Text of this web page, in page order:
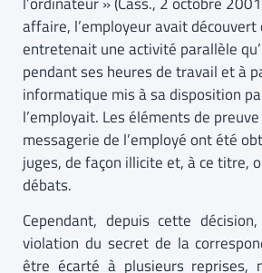
affaire, l’employeur avait découvert
entretenait une activité parallèle
pendant ses heures de travail et à
informatique mis à sa disposition
l’employait. Les éléments de
messagerie de l’employé ont été
juges, de façon illicite et, à ce titre,
débats.
Cependant, depuis cette
violation du secret de la
être écarté à plusieurs reprises,